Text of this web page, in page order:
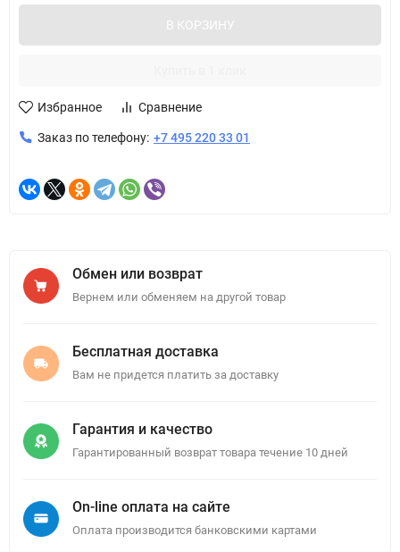
В КОРЗИНУ
Избранное Сравнение
Заказ по телефону: +7 495 220 33 01
Обмен или возврат
Вернем или обменяем на другой товар
Бесплатная доставка
Вам не придется платить за доставку
Гарантия и качество
Гарантированный возврат товара течение 10 дней
On-line оплата на сайте
Оплата производится банковскими картами